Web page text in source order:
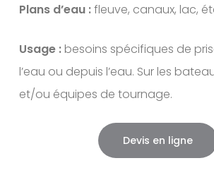
Plans d’eau :fleuve, canaux, lac,
Usage :besoins spécifiques de
l’eau ou depuis l’eau. Sur les
et/ou équipes de tournage.
Devis en ligne